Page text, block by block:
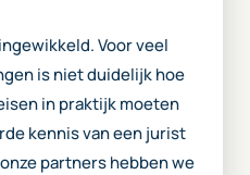
Voor veel
is niet duidelijk hoe
in praktijk moeten
kennis van een jurist
partners hebben we